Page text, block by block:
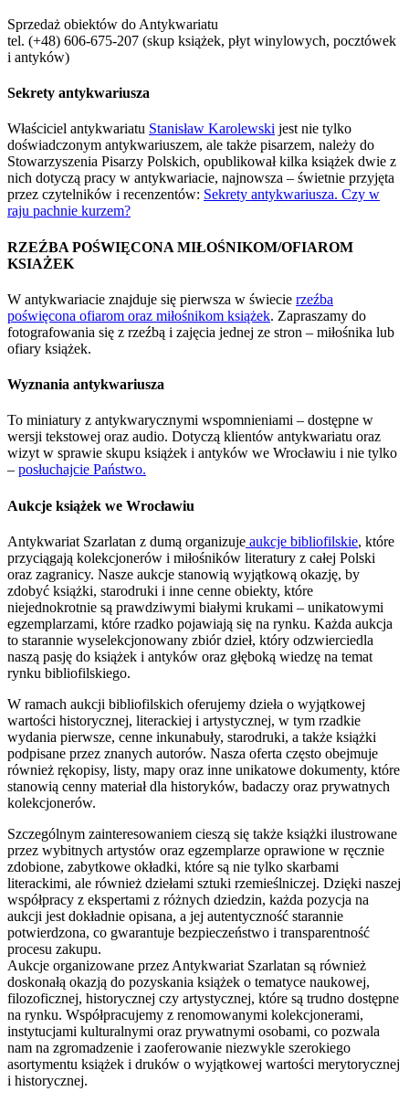
Sprzedaż obiektów do Antykwariatu
tel. (+48) 606-675-207 (skup książek, płyt winylowych, pocztówek
i antyków)
Sekrety antykwariusza
Właściciel antykwariatu Stanisław Karolewski jest nie tylko
doświadczonym antykwariuszem, ale także pisarzem, należy do
Stowarzyszenia Pisarzy Polskich, opublikował kilka książek dwie z
nich dotyczą pracy w antykwariacie, najnowsza – świetnie przyjęta
przez czytelników i recenzentów: Sekrety antykwariusza. Czy w
raju pachnie kurzem?
RZEŹBA POŚWIĘCONA MIŁOŚNIKOM/OFIAROM
KSIAŻEK
W antykwariacie znajduje się pierwsza w świecie rzeźba
poświęcona ofiarom oraz miłośnikom książek. Zapraszamy do
fotografowania się z rzeźbą i zajęcia jednej ze stron – miłośnika lub
ofiary książek.
Wyznania antykwariusza
To miniatury z antykwarycznymi wspomnieniami – dostępne w
wersji tekstowej oraz audio. Dotyczą klientów antykwariatu oraz
wizyt w sprawie skupu książek i antyków we Wrocławiu i nie tylko
– posłuchajcie Państwo.
Aukcje książek we Wrocławiu
Antykwariat Szarlatan z dumą organizuje aukcje bibliofilskie, które
przyciągają kolekcjonerów i miłośników literatury z całej Polski
oraz zagranicy. Nasze aukcje stanowią wyjątkową okazję, by
zdobyć książki, starodruki i inne cenne obiekty, które
niejednokrotnie są prawdziwymi białymi krukami – unikatowymi
egzemplarzami, które rzadko pojawiają się na rynku. Każda aukcja
to starannie wyselekcjonowany zbiór dzieł, który odzwierciedla
naszą pasję do książek i antyków oraz głęboką wiedzę na temat
rynku bibliofilskiego.
W ramach aukcji bibliofilskich oferujemy dzieła o wyjątkowej
wartości historycznej, literackiej i artystycznej, w tym rzadkie
wydania pierwsze, cenne inkunabuły, starodruki, a także książki
podpisane przez znanych autorów. Nasza oferta często obejmuje
również rękopisy, listy, mapy oraz inne unikatowe dokumenty, które
stanowią cenny materiał dla historyków, badaczy oraz prywatnych
kolekcjonerów.
Szczególnym zainteresowaniem cieszą się także książki ilustrowane
przez wybitnych artystów oraz egzemplarze oprawione w ręcznie
zdobione, zabytkowe okładki, które są nie tylko skarbami
literackimi, ale również dziełami sztuki rzemieślniczej. Dzięki naszej
współpracy z ekspertami z różnych dziedzin, każda pozycja na
aukcji jest dokładnie opisana, a jej autentyczność starannie
potwierdzona, co gwarantuje bezpieczeństwo i transparentność
procesu zakupu.
Aukcje organizowane przez Antykwariat Szarlatan są również
doskonałą okazją do pozyskania książek o tematyce naukowej,
filozoficznej, historycznej czy artystycznej, które są trudno dostępne
na rynku. Współpracujemy z renomowanymi kolekcjonerami,
instytucjami kulturalnymi oraz prywatnymi osobami, co pozwala
nam na zgromadzenie i zaoferowanie niezwykle szerokiego
asortymentu książek i druków o wyjątkowej wartości merytorycznej
i historycznej.